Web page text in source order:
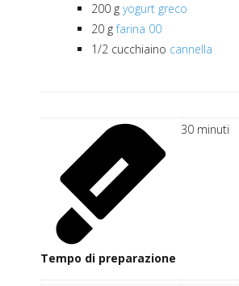
200 g yogurt greco
20 g farina 00
1/2 cucchiaino cannella
Tempo di preparazione
30 minuti